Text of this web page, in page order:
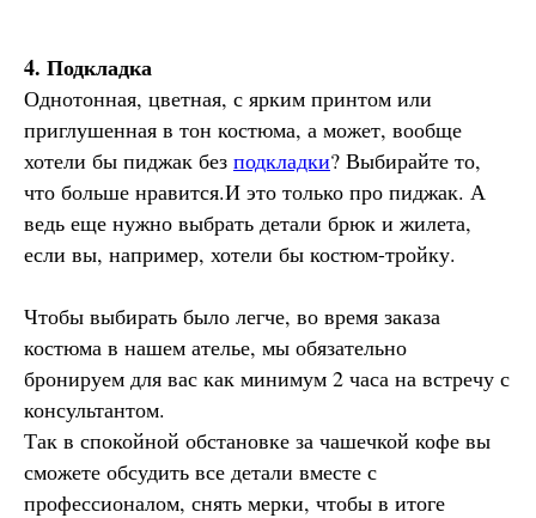
4.⁠ ⁠Подкладка
Однотонная, цветная, с ярким принтом или
приглушенная в тон костюма, а может, вообще
хотели бы пиджак без подкладки? Выбирайте то,
что больше нравится.И это только про пиджак. А
ведь еще нужно выбрать детали брюк и жилета,
если вы, например, хотели бы костюм-тройку.
Чтобы выбирать было легче, во время заказа
костюма в нашем ателье, мы обязательно
бронируем для вас как минимум 2 часа на встречу с
консультантом.
Так в спокойной обстановке за чашечкой кофе вы
сможете обсудить все детали вместе с
профессионалом, снять мерки, чтобы в итоге